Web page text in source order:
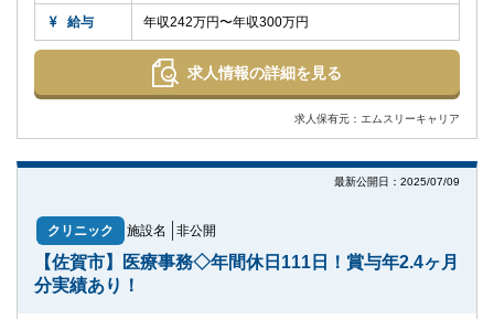
給与 年収242万円〜年収300万円
求人情報の詳細を見る
求人保有元：エムスリーキャリア
最新公開日：2025/07/09
クリニック 施設名 非公開
【佐賀市】医療事務◇年間休日111日！賞与年2.4ヶ月
分実績あり！